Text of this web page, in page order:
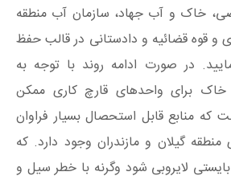
خاک و آب جهاد، سازمان آب منطقه
و قوه قضائیه و دادستانی در قالب حفظ
در صورت ادامه روند با توجه به
خاک برای واحد‌های قارچ کاری ممکن
که منابع قابل استحصال بسیار فراوان
گیلان و مازندران وجود دارد. که
لایروبی شود وگرنه با خطر سیل و